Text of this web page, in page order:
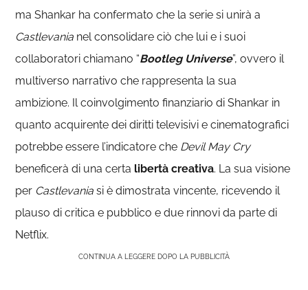
ma Shankar ha confermato che la serie si unirà a
Castlevania nel consolidare ciò che lui e i suoi
collaboratori chiamano “Bootleg Universe”, ovvero il
multiverso narrativo che rappresenta la sua
ambizione. Il coinvolgimento finanziario di Shankar in
quanto acquirente dei diritti televisivi e cinematografici
potrebbe essere l’indicatore che Devil May Cry
beneficerà di una certa libertà creativa. La sua visione
per Castlevania si è dimostrata vincente, ricevendo il
plauso di critica e pubblico e due rinnovi da parte di
Netflix.
CONTINUA A LEGGERE DOPO LA PUBBLICITÀ